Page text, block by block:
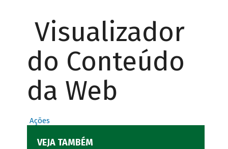
Visualizador
do Conteúdo
da Web
Ações
VEJA TAMBÉM